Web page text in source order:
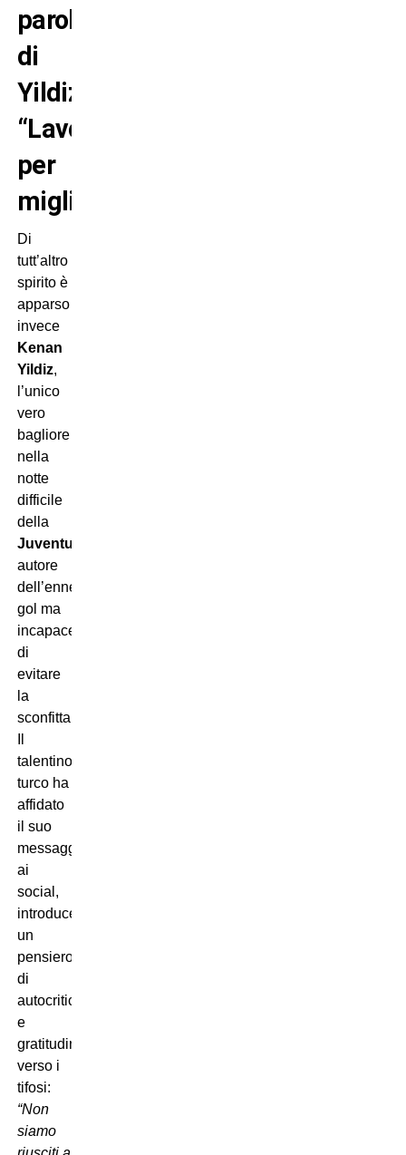
parole
di
Yildiz:
“Lavoriamo
per
migliorare”
Di
tutt’altro
spirito è
apparso
invece
Kenan
Yildiz,
l’unico
vero
bagliore
nella
notte
difficile
della
Juventus
autore
dell’ennesimo
gol ma
incapace
di
evitare
la
sconfitta.
talentino
turco ha
affidato
il suo
messaggio
ai
social,
introducendo
un
pensiero
di
autocritica
e
gratitudine
verso i
tifosi:
“Non
siamo